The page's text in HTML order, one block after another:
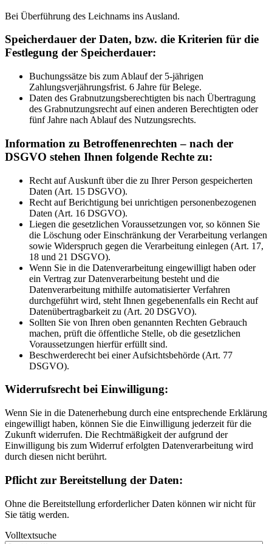
Bei Überführung des Leichnams ins Ausland.
Speicherdauer der Daten, bzw. die Kriterien für die
Festlegung der Speicherdauer:
Buchungssätze bis zum Ablauf der 5-jährigen
Zahlungsverjährungsfrist. 6 Jahre für Belege.
Daten des Grabnutzungsberechtigten bis nach Übertragung
des Grabnutzungsrecht auf einen anderen Berechtigten oder
fünf Jahre nach Ablauf des Nutzungsrechts.
Information zu Betroffenenrechten – nach der
DSGVO stehen Ihnen folgende Rechte zu:
Recht auf Auskunft über die zu Ihrer Person gespeicherten
Daten (Art. 15 DSGVO).
Recht auf Berichtigung bei unrichtigen personenbezogenen
Daten (Art. 16 DSGVO).
Liegen die gesetzlichen Voraussetzungen vor, so können Sie
die Löschung oder Einschränkung der Verarbeitung verlangen
sowie Widerspruch gegen die Verarbeitung einlegen (Art. 17,
18 und 21 DSGVO).
Wenn Sie in die Datenverarbeitung eingewilligt haben oder
ein Vertrag zur Datenverarbeitung besteht und die
Datenverarbeitung mithilfe automatisierter Verfahren
durchgeführt wird, steht Ihnen gegebenenfalls ein Recht auf
Datenübertragbarkeit zu (Art. 20 DSGVO).
Sollten Sie von Ihren oben genannten Rechten Gebrauch
machen, prüft die öffentliche Stelle, ob die gesetzlichen
Voraussetzungen hierfür erfüllt sind.
Beschwerderecht bei einer Aufsichtsbehörde (Art. 77
DSGVO).
Widerrufsrecht bei Einwilligung:
Wenn Sie in die Datenerhebung durch eine entsprechende Erklärung
eingewilligt haben, können Sie die Einwilligung jederzeit für die
Zukunft widerrufen. Die Rechtmäßigkeit der aufgrund der
Einwilligung bis zum Widerruf erfolgten Datenverarbeitung wird
durch diesen nicht berührt.
Pflicht zur Bereitstellung der Daten:
Ohne die Bereitstellung erforderlicher Daten können wir nicht für
Sie tätig werden.
Volltextsuche